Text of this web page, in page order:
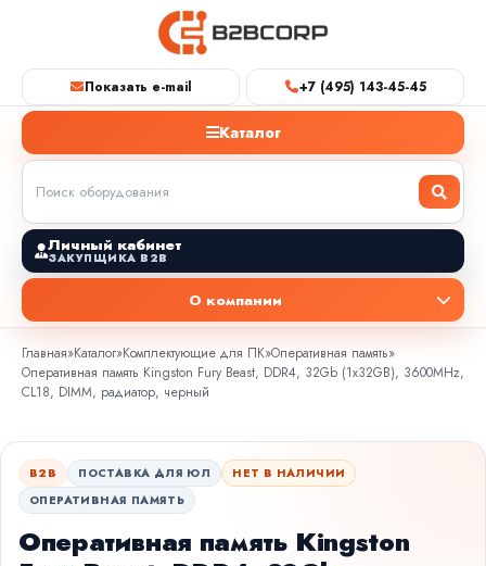
Показать e-mail +7 (495) 143-45-45
Каталог
Личный кабинет
ЗАКУПЩИКА B2B
О компании
Главная»Каталог»Комплектующие для ПК»Оперативная память»
Оперативная память Kingston Fury Beast, DDR4, 32Gb (1x32GB), 3600MHz,
CL18, DIMM, радиатор, черный
B2B ПОСТАВКА ДЛЯ ЮЛ
НЕТ В НАЛИЧИИ
ОПЕРАТИВНАЯ ПАМЯТЬ
Оперативная память Kingston